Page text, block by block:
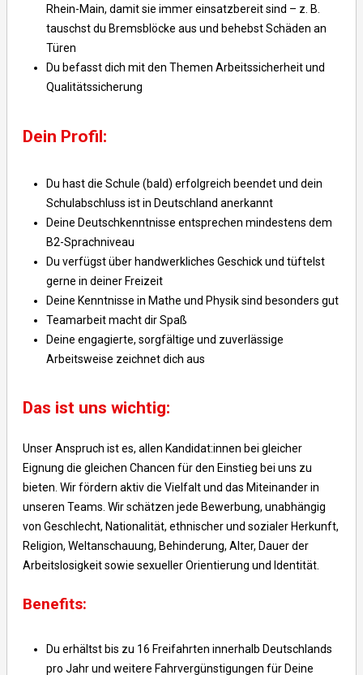
Rhein-Main, damit sie immer einsatzbereit sind – z. B.
tauschst du Bremsblöcke aus und behebst Schäden an
Türen
Du befasst dich mit den Themen Arbeitssicherheit und
Qualitätssicherung
Dein Profil:
Du hast die Schule (bald) erfolgreich beendet und dein
Schulabschluss ist in Deutschland anerkannt
Deine Deutschkenntnisse entsprechen mindestens dem
B2-Sprachniveau
Du verfügst über handwerkliches Geschick und tüftelst
gerne in deiner Freizeit
Deine Kenntnisse in Mathe und Physik sind besonders gut
Teamarbeit macht dir Spaß
Deine engagierte, sorgfältige und zuverlässige
Arbeitsweise zeichnet dich aus
Das ist uns wichtig:
Unser Anspruch ist es, allen Kandidat:innen bei gleicher
Eignung die gleichen Chancen für den Einstieg bei uns zu
bieten. Wir fördern aktiv die Vielfalt und das Miteinander in
unseren Teams. Wir schätzen jede Bewerbung, unabhängig
von Geschlecht, Nationalität, ethnischer und sozialer Herkunft,
Religion, Weltanschauung, Behinderung, Alter, Dauer der
Arbeitslosigkeit sowie sexueller Orientierung und Identität.
Benefits:
Du erhältst bis zu 16 Freifahrten innerhalb Deutschlands
pro Jahr und weitere Fahrvergünstigungen für Deine